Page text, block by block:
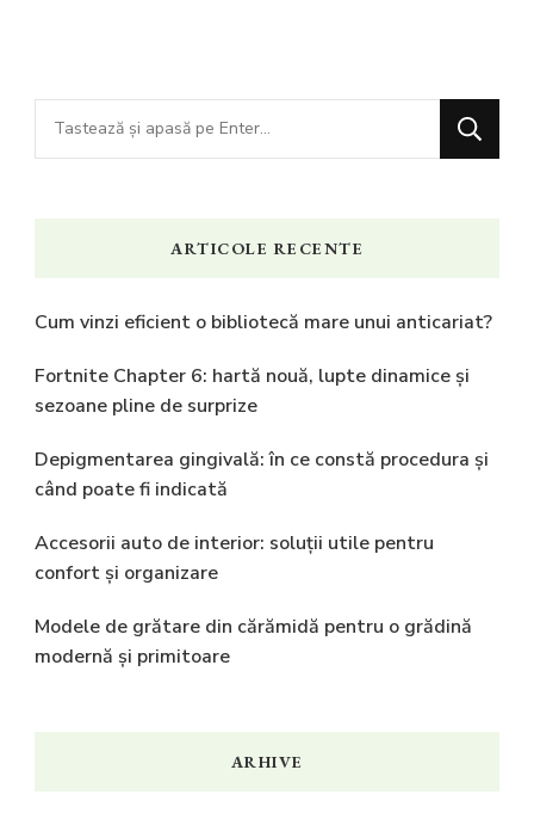
Cauți
ceva?
ARTICOLE RECENTE
Cum vinzi eficient o bibliotecă mare unui anticariat?
Fortnite Chapter 6: hartă nouă, lupte dinamice și
sezoane pline de surprize
Depigmentarea gingivală: în ce constă procedura și
când poate fi indicată
Accesorii auto de interior: soluții utile pentru
confort și organizare
Modele de grătare din cărămidă pentru o grădină
modernă și primitoare
ARHIVE